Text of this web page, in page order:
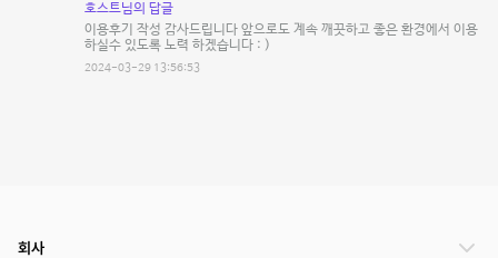
호스트님의 답글
이용후기 작성 감사드립니다 앞으로도 계속 깨끗하고 좋은 환경에서 이용
하실수 있도록 노력 하겠습니다 : )
2024-03-29 13:56:53
회사